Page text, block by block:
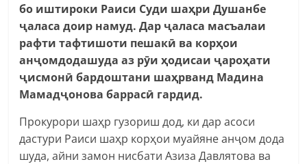
бо иштироки Раиси Суди шаҳри Душанбе
ҷаласа доир намуд. Дар ҷаласа масъалаи
рафти тафтишоти пешакӣ ва корҳои
анҷомдодашуда аз рӯи ҳодисаи ҷароҳати
ҷисмонӣ бардоштани шаҳрванд Мадина
Мамадҷонова баррасӣ гардид.
Прокурори шаҳр гузориш дод, ки дар асоси
дастури Раиси шаҳр корҳои муайяне анҷом дода
шуда, айни замон нисбати Азиза Давлятова ва